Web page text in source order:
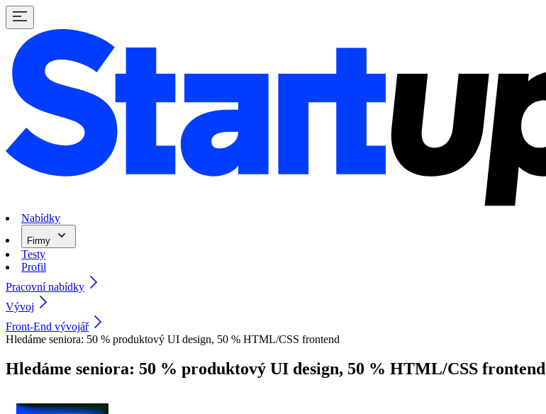
Nabídky
Firmy
Testy
Profil
Pracovní nabídky
Vývoj
Front-End vývojář
Hledáme seniora: 50 % produktový UI design, 50 % HTML/CSS frontend
Hledáme seniora: 50 % produktový UI design, 50 % HTML/CSS frontend